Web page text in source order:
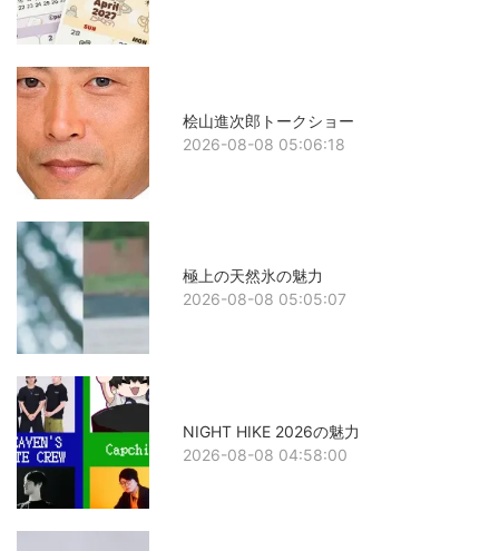
桧山進次郎トークショー
2026-08-08 05:06:18
極上の天然氷の魅力
2026-08-08 05:05:07
NIGHT HIKE 2026の魅力
2026-08-08 04:58:00